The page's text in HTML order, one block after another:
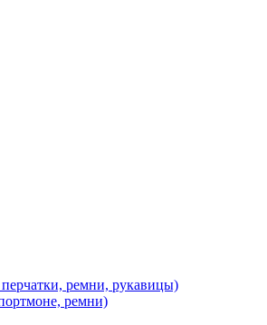
ремни, рукавицы)
ремни)